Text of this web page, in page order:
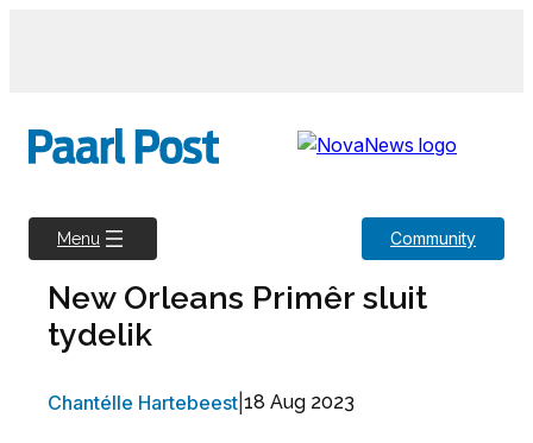
Menu Community
New Orleans Primêr sluit
tydelik
Chantélle Hartebeest 18 Aug 2023